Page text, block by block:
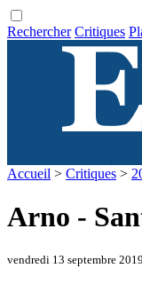
Rechercher Critiques
Accueil > Critiques >
Arno -
vendredi 13 septembre 2019